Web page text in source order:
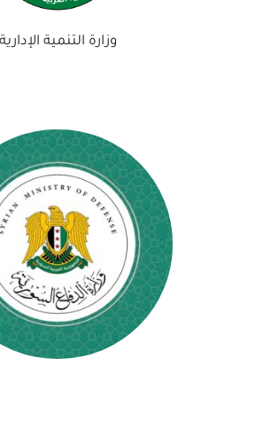
وزارة التنمية الإدارية